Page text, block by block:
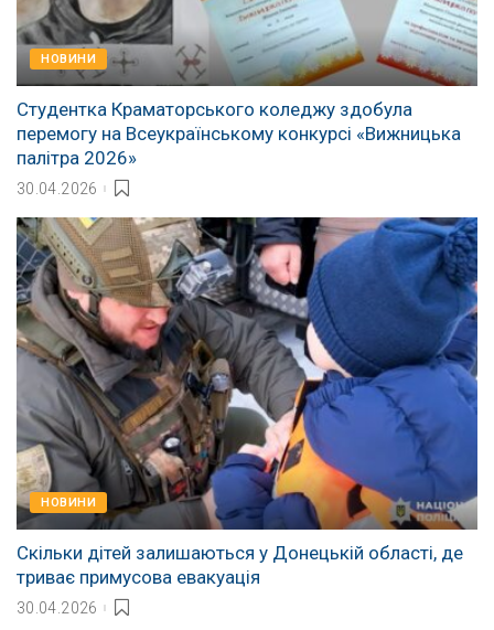
НОВИНИ
Студентка Краматорського коледжу здобула
перемогу на Всеукраїнському конкурсі «Вижницька
палітра 2026»
30.04.2026
НОВИНИ
Скільки дітей залишаються у Донецькій області, де
триває примусова евакуація
30.04.2026